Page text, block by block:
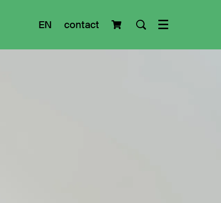
EN contact Menu